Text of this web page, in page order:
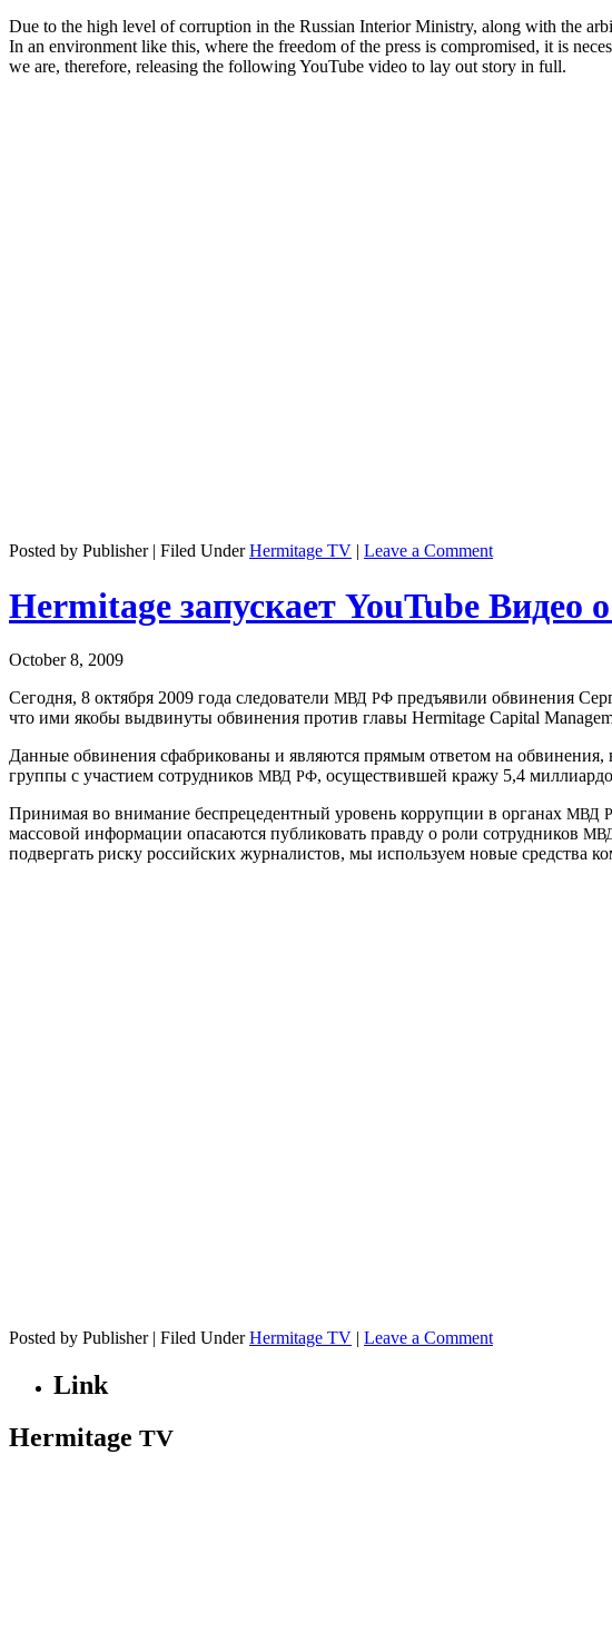
Due to the high lev­el of cor­rup­tion in the Russ­ian Inte­ri­or Min­istry, along with the
In an envi­ron­ment like this, where the free­dom of the press is com­pro­mised, it is
we are, there­fore, releas­ing the fol­low­ing YouTube video to lay out sto­ry in full.
Posted by Publisher | Filed UnderHermitage TV | Leave a Comment
Hermitage запускает YouTube Видео
October 8, 2009
Сегодня, 8 октября 2009 года следователи МВД РФ предъявили обвинения
что ими якобы выдвинуты обвинения против главы Her­mitage Cap­i­tal
Данные обвинения сфабрикованы и являются прямым ответом на
группы с участием сотрудников МВД РФ, осуществившей кражу 5,4
Принимая во внимание беспрецедентный уровень коррупции в органах МВД
массовой информации опасаются публиковать правду о роли сотрудников
подвергать риску российских журналистов, мы используем новые средства
Posted by Publisher | Filed UnderHermitage TV | Leave a Comment
Link
Hermitage TV